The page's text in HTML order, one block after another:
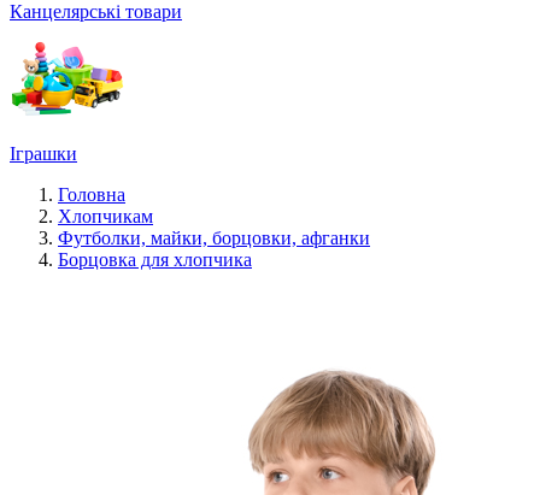
Канцелярські товари
Іграшки
Головна
Хлопчикам
Футболки, майки, борцовки, афганки
Борцовка для хлопчика